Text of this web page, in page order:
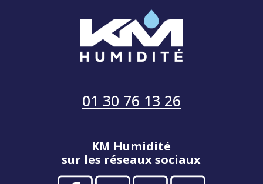
01 30 76 13 26
KM Humidité
sur les réseaux sociaux